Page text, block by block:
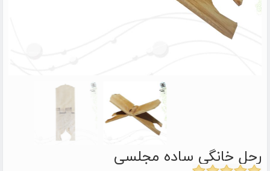
رحل خانگی ساده مجلسی